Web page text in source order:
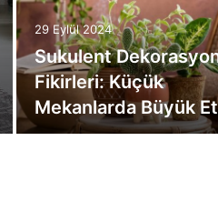
29 Eylül 2024
Sukulent
Fikirleri: Küçük
Mekanlarda Büyük